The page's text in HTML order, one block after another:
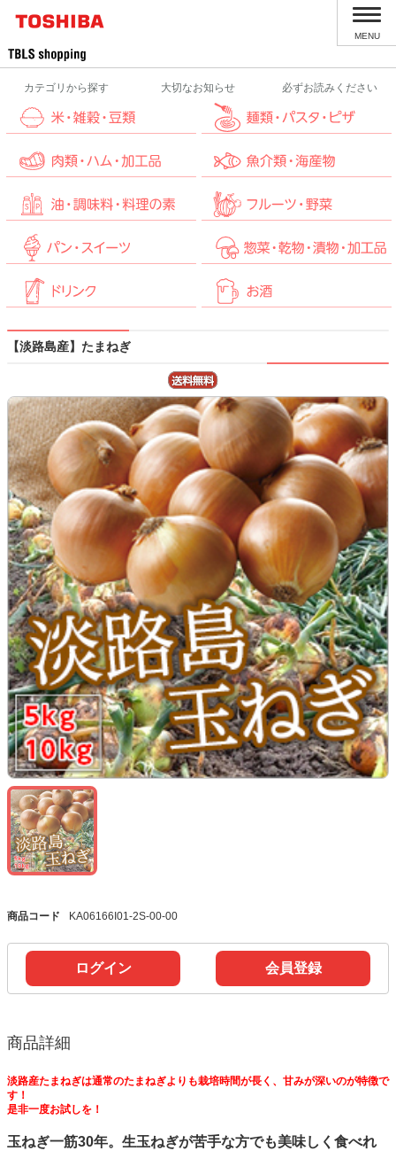
MENU
カテゴリから探す 大切なお知らせ 必ずお読みください
【淡路島産】たまねぎ
商品コード KA06166I01-2S-00-00
ログイン 会員登録
商品詳細
淡路産たまねぎは通常のたまねぎよりも栽培時間が長く、甘みが深いのが特徴で
す！
是非一度お試しを！
玉ねぎ一筋30年。生玉ねぎが苦手な方でも美味しく食べれ